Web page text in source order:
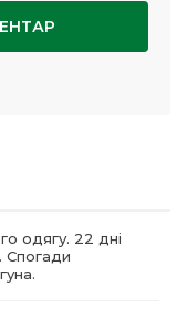
одягу. 22 дні
Спогади